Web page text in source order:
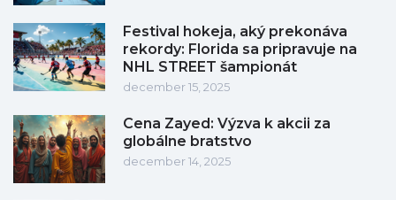
Festival hokeja, aký prekonáva
rekordy: Florida sa pripravuje na
NHL STREET šampionát
december 15, 2025
Cena Zayed: Výzva k akcii za
globálne bratstvo
december 14, 2025